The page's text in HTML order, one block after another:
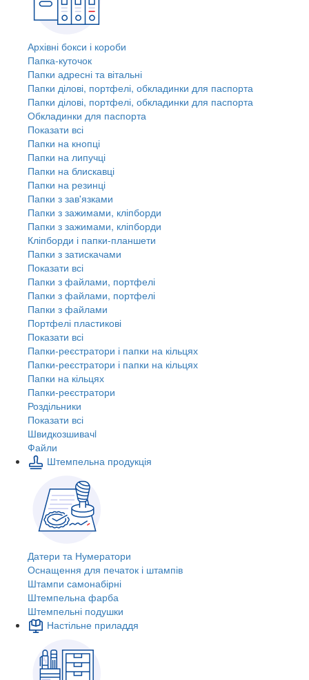
Архівні бокси і короби
Папка-куточок
Папки адресні та вітальні
Папки ділові, портфелі, обкладинки для паспорта
Папки ділові, портфелі, обкладинки для паспорта
Обкладинки для паспорта
Показати всі
Папки на кнопці
Папки на липучці
Папки на блискавці
Папки на резинці
Папки з зав'язками
Папки з зажимами, кліпборди
Папки з зажимами, кліпборди
Кліпборди і папки-планшети
Папки з затискачами
Показати всі
Папки з файлами, портфелі
Папки з файлами, портфелі
Папки з файлами
Портфелі пластикові
Показати всі
Папки-реєстратори і папки на кільцях
Папки-реєстратори і папки на кільцях
Папки на кільцях
Папки-реєстратори
Роздільники
Показати всі
Швидкозшивачi
Файли
Штемпельна продукція
Датери та Нумератори
Оснащення для печаток і штампів
Штампи самонабірні
Штемпельна фарба
Штемпельні подушки
Настільне приладдя